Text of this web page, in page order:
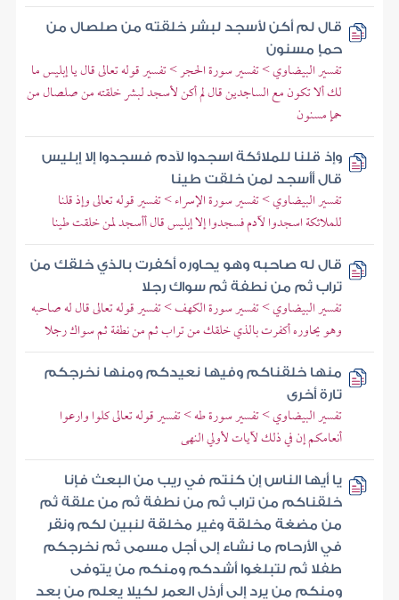
قال لم أكن لأسجد لبشر خلقته من صلصال من
حمإ مسنون
تفسير البيضاوي > تفسير سورة الحجر > تفسير قوله تعالى قال يا إبليس ما
لك ألا تكون مع الساجدين قال لم أكن لأسجد لبشر خلقته من صلصال من
حمإ مسنون
وإذ قلنا للملائكة اسجدوا لآدم فسجدوا إلا إبليس
قال أأسجد لمن خلقت طينا
تفسير البيضاوي > تفسير سورة الإسراء > تفسير قوله تعالى وإذ قلنا
للملائكة اسجدوا لآدم فسجدوا إلا إبليس قال أأسجد لمن خلقت طينا
قال له صاحبه وهو يحاوره أكفرت بالذي خلقك من
تراب ثم من نطفة ثم سواك رجلا
تفسير البيضاوي > تفسير سورة الكهف > تفسير قوله تعالى قال له صاحبه
وهو يحاوره أكفرت بالذي خلقك من تراب ثم من نطفة ثم سواك رجلا
منها خلقناكم وفيها نعيدكم ومنها نخرجكم
تارة أخرى
تفسير البيضاوي > تفسير سورة طه > تفسير قوله تعالى كلوا وارعوا
أنعامكم إن في ذلك لآيات لأولي النهى
يا أيها الناس إن كنتم في ريب من البعث فإنا
خلقناكم من تراب ثم من نطفة ثم من علقة ثم
من مضغة مخلقة وغير مخلقة لنبين لكم ونقر
في الأرحام ما نشاء إلى أجل مسمى ثم نخرجكم
طفلا ثم لتبلغوا أشدكم ومنكم من يتوفى
ومنكم من يرد إلى أرذل العمر لكيلا يعلم من بعد